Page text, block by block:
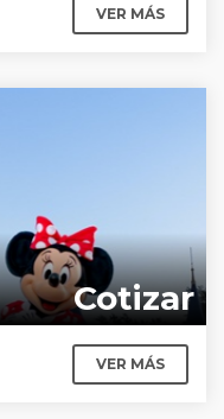
VER MÁS
Cotizar
VER MÁS